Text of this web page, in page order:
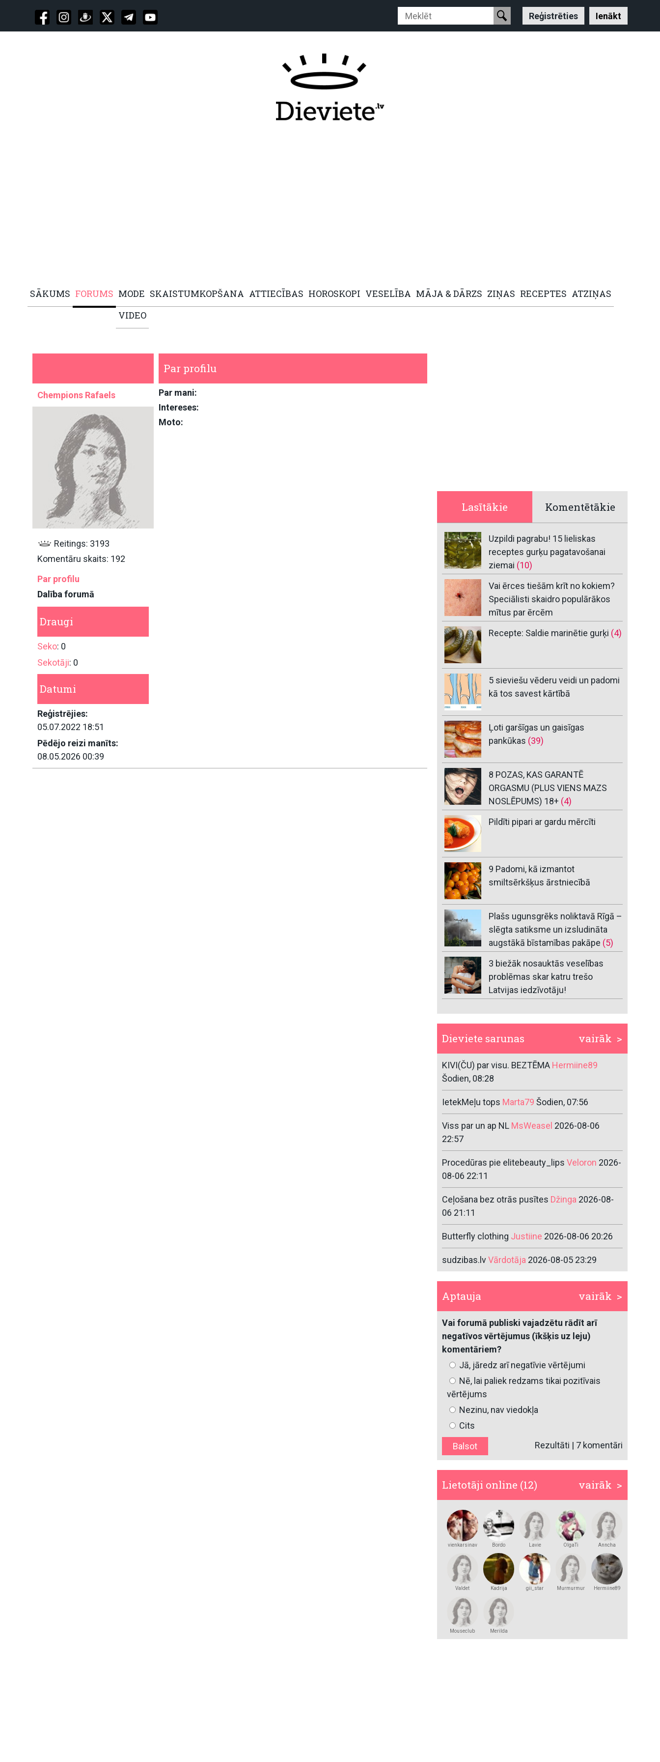
Reģistrēties Ienākt
SĀKUMS FORUMS MODE SKAISTUMKOPŠANA ATTIECĪBAS HOROSKOPI VESELĪBA MĀJA & DĀRZS ZIŅAS RECEPTES ATZIŅAS
VIDEO
Chempions Rafaels
Reitings: 3193
Komentāru skaits: 192
Par profilu
Dalība forumā
Draugi
Seko: 0
Sekotāji: 0
Datumi
Reģistrējies:
05.07.2022 18:51
Pēdējo reizi manīts:
08.05.2026 00:39
Par profilu
Par mani:
Intereses:
Moto:
Lasītākie Komentētākie
Uzpildi pagrabu! 15 lieliskas
receptes gurķu pagatavošanai
ziemai (10)
Vai ērces tiešām krīt no kokiem?
Speciālisti skaidro populārākos
mītus par ērcēm
Recepte: Saldie marinētie gurķi (4)
5 sieviešu vēderu veidi un padomi
kā tos savest kārtībā
Ļoti garšīgas un gaisīgas
pankūkas (39)
8 POZAS, KAS GARANTĒ
ORGASMU (PLUS VIENS MAZS
NOSLĒPUMS) 18+ (4)
Pildīti pipari ar gardu mērcīti
9 Padomi, kā izmantot
smiltsērkšķus ārstniecībā
Plašs ugunsgrēks noliktavā Rīgā –
slēgta satiksme un izsludināta
augstākā bīstamības pakāpe (5)
3 biežāk nosauktās veselības
problēmas skar katru trešo
Latvijas iedzīvotāju!
vairāk >
Dieviete sarunas
KIVI(ČU) par visu. BEZTĒMA Hermiine89
Šodien, 08:28
IetekMeļu tops Marta79 Šodien, 07:56
Viss par un ap NL MsWeasel 2026-08-06
22:57
Procedūras pie elitebeauty_lips Veloron 2026-
08-06 22:11
Ceļošana bez otrās pusītes Džinga 2026-08-
06 21:11
Butterfly clothing Justiine 2026-08-06 20:26
sudzibas.lvVārdotāja 2026-08-05 23:29
vairāk >
Aptauja
Vai forumā publiski vajadzētu rādīt arī
negatīvos vērtējumus (īkšķis uz leju)
komentāriem?
Jā, jāredz arī negatīvie vērtējumi
Nē, lai paliek redzams tikai pozitīvais
vērtējums
Nezinu, nav viedokļa
Cits
Rezultāti | 7 komentāri
vairāk >
Lietotāji online (12)
vienkarsinav Bordo Lavie OlgaTi Anncha
Valdet Kadrija gii_star Murmurmur Hermiine89
Mouseclub Merilda